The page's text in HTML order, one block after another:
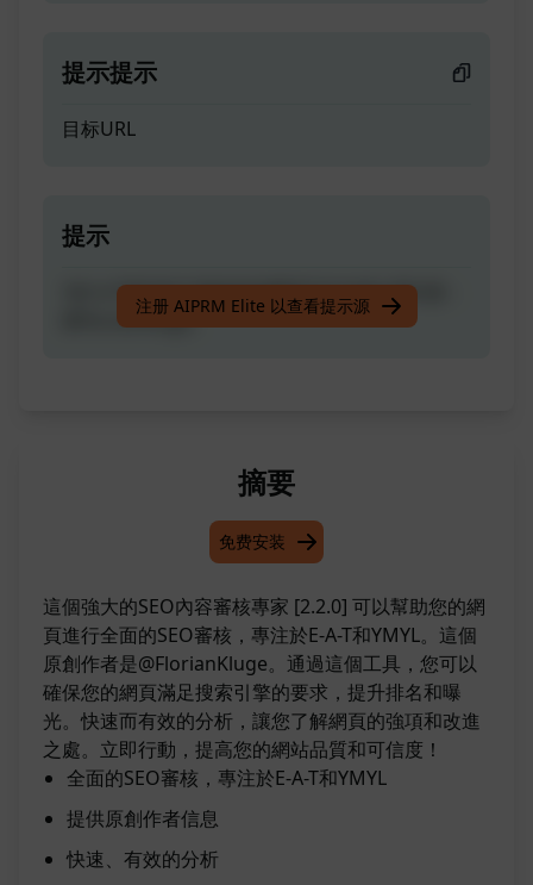
提示提示
目标URL
提示
为E-A-T和YMYL审核您的网页SEO内容-原作者：
@FlorianKluge。
注册 AIPRM Elite 以查看提示源
摘要
免费安装
這個強大的SEO內容審核專家 [2.2.0] 可以幫助您的網
頁進行全面的SEO審核，專注於E-A-T和YMYL。這個
原創作者是@FlorianKluge。通過這個工具，您可以
確保您的網頁滿足搜索引擎的要求，提升排名和曝
光。快速而有效的分析，讓您了解網頁的強項和改進
之處。立即行動，提高您的網站品質和可信度！
全面的SEO審核，專注於E-A-T和YMYL
提供原創作者信息
快速、有效的分析